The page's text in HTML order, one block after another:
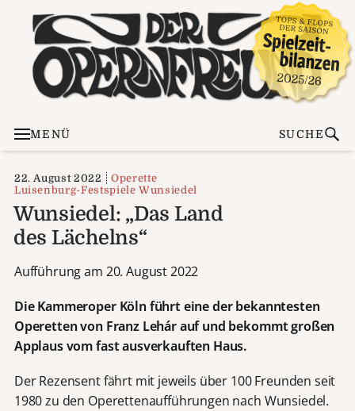
MENÜ SUCHE
22. August 2022
Operette
Luisenburg-Festspiele Wunsiedel
Wunsiedel: „Das Land
des Lächelns“
Aufführung am 20. August 2022
Die Kammeroper Köln führt eine der bekanntesten
Operetten von Franz Lehár auf und bekommt großen
Applaus vom fast ausverkauften Haus.
Der Rezensent fährt mit jeweils über 100 Freunden seit
1980 zu den Operettenaufführungen nach Wunsiedel.